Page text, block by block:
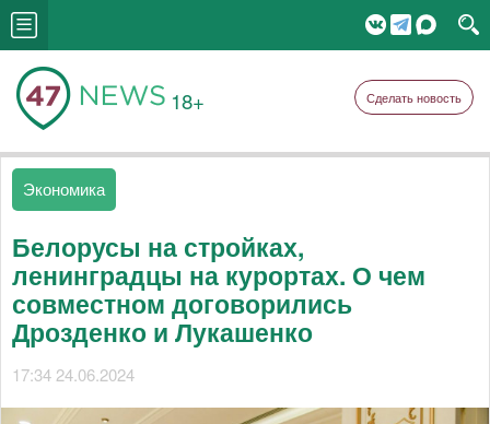
18+ Сделать новость
Экономика
Белорусы на стройках,
ленинградцы на курортах. О чем
совместном договорились
Дрозденко и Лукашенко
17:34 24.06.2024